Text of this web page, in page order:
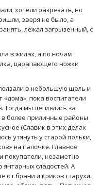
хотели разрезать, но
зверя не было, а
лежал загрызенный, с
в жилах, а по ночам
царапающего ножки
в небольшую щель и
«дома», пока воспитатели
Тогда мы цеплялись за
в более приличные районы
(Славик в этих делах
утянуть у старой польки,
на палочке. Главное
покупатели, незаметно
сладостей. А
от брани и криков старухи.